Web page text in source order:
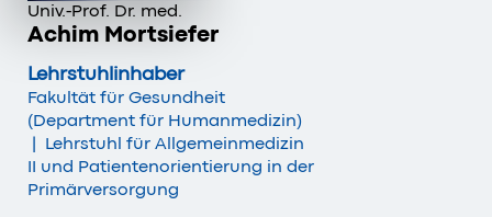
Univ.-Prof. Dr. med.
Achim Mortsiefer
Lehrstuhlinhaber
Fakultät für Gesundheit
(Department für Humanmedizin)
| Lehrstuhl für Allgemeinmedizin
II und Patientenorientierung in der
Primärversorgung